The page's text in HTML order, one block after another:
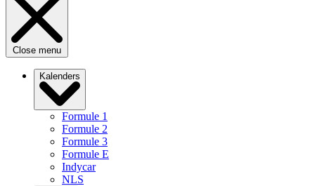
Close menu
Kalenders
Formule 1
Formule 2
Formule 3
Formule E
Indycar
NLS